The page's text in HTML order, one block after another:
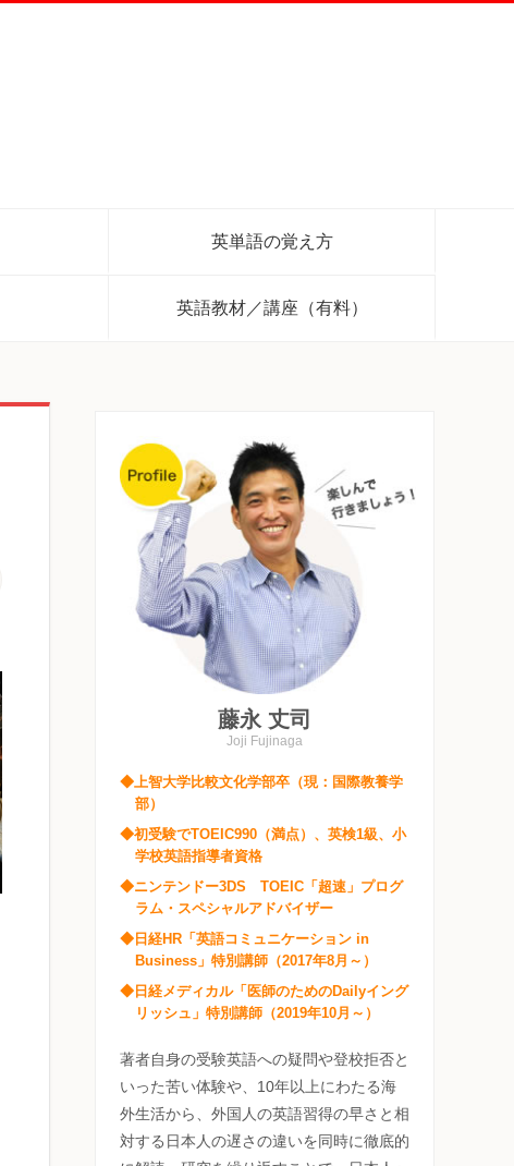
英単語の覚え方
英語教材／講座（有料）
藤永 丈司
Joji Fujinaga
◆上智大学比較文化学部卒（現：国際教養学
部）
◆初受験でTOEIC990（満点）、英検1級、小
学校英語指導者資格
◆ニンテンドー3DS TOEIC「超速」プログ
ラム・スペシャルアドバイザー
◆日経HR「英語コミュニケーション in
Business」特別講師（2017年8月～）
◆日経メディカル「医師のためのDailyイング
リッシュ」特別講師（2019年10月～）
著者自身の受験英語への疑問や登校拒否と
いった苦い体験や、10年以上にわたる海
外生活から、外国人の英語習得の早さと相
対する日本人の遅さの違いを同時に徹底的